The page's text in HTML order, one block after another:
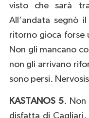
visto che sarà
All’andata segnò
ritorno gioca forse
Non gli mancano
non gli arrivano
sono persi.
KASTANOS 5.
disfatta di Cagliari.